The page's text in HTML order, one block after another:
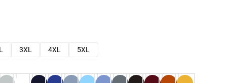
3XL 4XL
5XL